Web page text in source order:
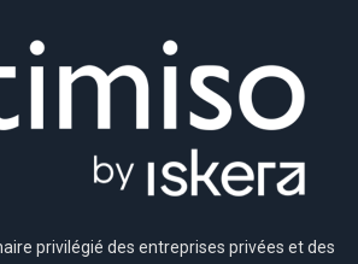
privilégié des entreprises privées et des